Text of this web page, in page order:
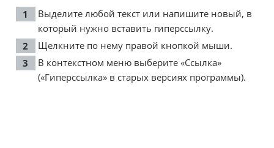
Выделите любой текст или напишите новый, в
который нужно вставить гиперссылку.
Щелкните по нему правой кнопкой мыши.
В контекстном меню выберите «Ссылка»
(«Гиперссылка» в старых версиях программы).